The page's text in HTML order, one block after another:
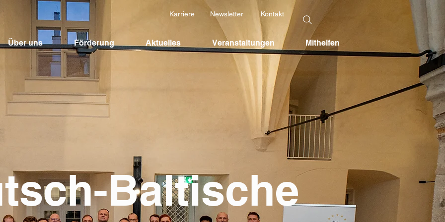
Karriere Newsletter Kontakt
Über uns Förderung Aktuelles Veranstaltungen Mithelfen
Baltische